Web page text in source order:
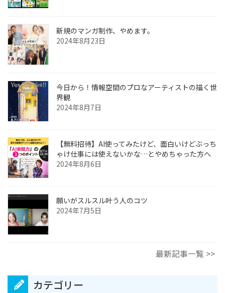
新規のマンガ制作、やめます。
2024年8月23日
今日から！情報空間のプロなアーティストの描く世
界観
2024年8月7日
【無料招待】AI使ってみたけど、面白いけどぶっち
ゃけ仕事には使えないかな…とやめちゃった方へ
2024年8月6日
願いがスルスル叶う人のコツ
2024年7月5日
最新記事一覧 >>
カテゴリー